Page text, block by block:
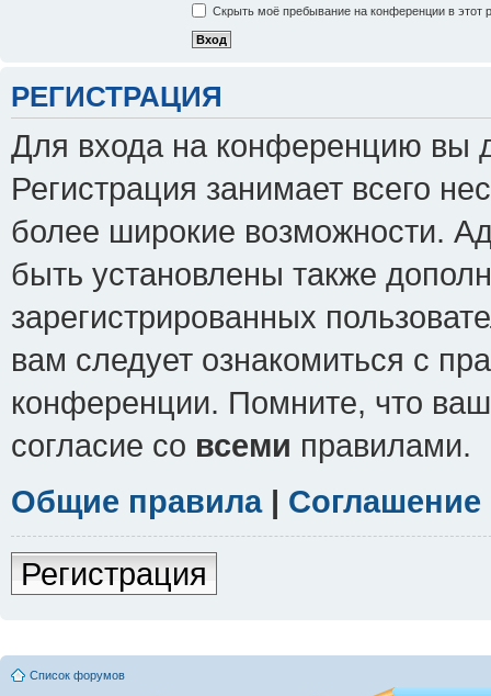
Скрыть моё пребывание на конференции в этот
РЕГИСТРАЦИЯ
Для входа на конференцию вы
Регистрация занимает всего
более широкие возможности.
быть установлены также
зарегистрированных
вам следует ознакомиться с
конференции. Помните, что
согласие со всеми правилами.
Общие правила|
Регистрация
Список форумов